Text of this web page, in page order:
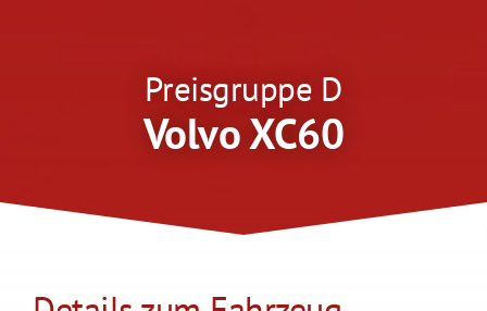
Preisgruppe D
Volvo XC60